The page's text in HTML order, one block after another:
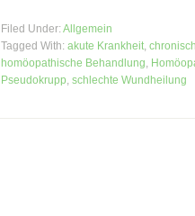
Filed Under: Allgemein
Tagged With: akute Krankheit,
homöopathische Behandlung,
Pseudokrupp, schlechte Wundheilung